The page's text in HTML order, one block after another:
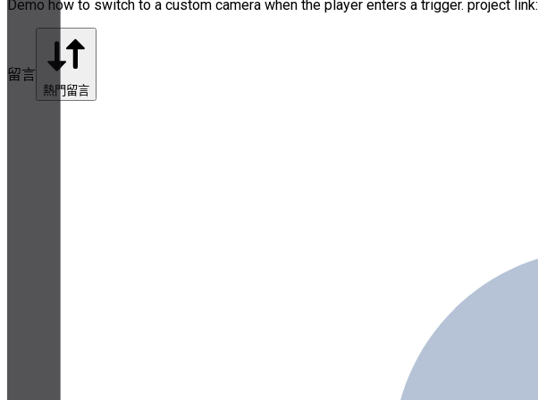
Demo how to switch to a custom camera when the player enters a trigger. project link:
留言
熱門留言